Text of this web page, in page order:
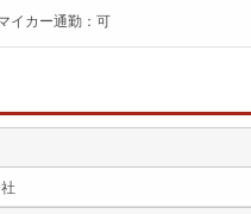
イカー通勤：可